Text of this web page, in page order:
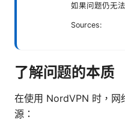
如果问题仍无
Sources:
了解问题的本质
在使用 NordVPN 时，网
源：